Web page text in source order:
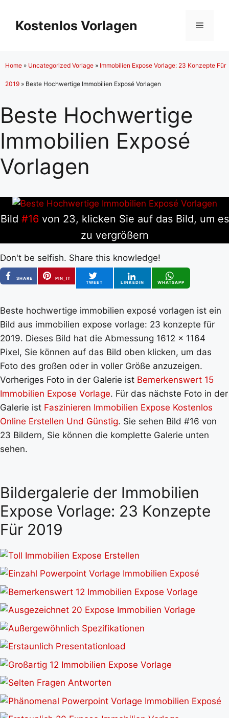
Inhalt
springen
Kostenlos Vorlagen Menü
Home » Uncategorized Vorlage » Immobilien Expose Vorlage: 23 Konzepte Für
2019 » Beste Hochwertige Immobilien Exposé Vorlagen
Beste Hochwertige
Immobilien Exposé
Vorlagen
Bild #16von 23, klicken Sie auf das Bild, um es
zu vergrößern
Don't be selfish. Share this knowledge!
SHARE
PIN_IT
TWEET
LINKEDIN WHATSAPP
Beste hochwertige immobilien exposé vorlagen ist ein
Bild aus immobilien expose vorlage: 23 konzepte für
2019. Dieses Bild hat die Abmessung 1612 x 1164
Pixel, Sie können auf das Bild oben klicken, um das
Foto des großen oder in voller Größe anzuzeigen.
Vorheriges Foto in der Galerie ist Bemerkenswert 15
Immobilien Expose Vorlage. Für das nächste Foto in der
Galerie ist Faszinieren Immobilien Expose Kostenlos
Online Erstellen Und Günstig. Sie sehen Bild #16 von
23 Bildern, Sie können die komplette Galerie unten
sehen.
Bildergalerie der Immobilien
Expose Vorlage: 23 Konzepte
Für 2019